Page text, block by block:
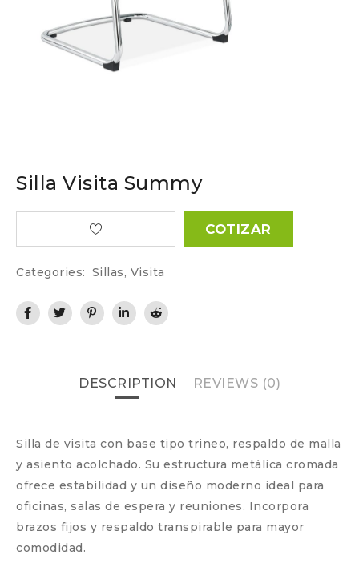
Silla Visita Summy
COTIZAR
Categories: Sillas, Visita
DESCRIPTION REVIEWS (0)
Silla de visita con base tipo trineo, respaldo de malla
y asiento acolchado. Su estructura metálica cromada
ofrece estabilidad y un diseño moderno ideal para
oficinas, salas de espera y reuniones. Incorpora
brazos fijos y respaldo transpirable para mayor
comodidad.